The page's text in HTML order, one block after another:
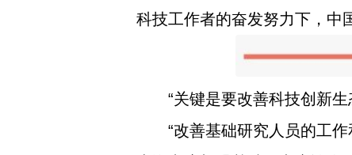
科技工作者的奋发努力下，中
“关键是要改善科技创新
“改善基础研究人员的工